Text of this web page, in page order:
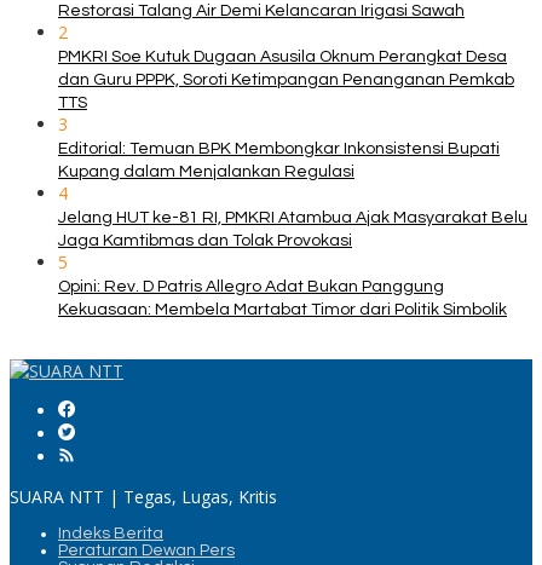
Restorasi Talang Air Demi Kelancaran Irigasi Sawah
2
PMKRI Soe Kutuk Dugaan Asusila Oknum Perangkat Desa
dan Guru PPPK, Soroti Ketimpangan Penanganan Pemkab
TTS
3
Editorial: Temuan BPK Membongkar Inkonsistensi Bupati
Kupang dalam Menjalankan Regulasi
4
Jelang HUT ke-81 RI, PMKRI Atambua Ajak Masyarakat Belu
Jaga Kamtibmas dan Tolak Provokasi
5
Opini: Rev. D Patris Allegro Adat Bukan Panggung
Kekuasaan: Membela Martabat Timor dari Politik Simbolik
SUARA NTT | Tegas, Lugas, Kritis
Indeks Berita
Peraturan Dewan Pers